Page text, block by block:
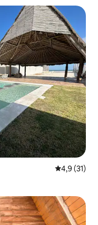
4,9 (31)